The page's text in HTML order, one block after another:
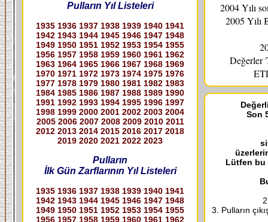
Pulların Yıl Listeleri
1935 1936 1937 1938 1939 1940 1941
1942 1943 1944 1945 1946 1947 1948
1949 1950 1951 1952 1953 1954 1955
1956 1957 1958 1959 1960 1961 1962
1963 1964 1965 1966 1967 1968 1969
1970 1971 1972 1973 1974 1975 1976
1977 1978 1979 1980 1981 1982 1983
1984 1985 1986 1987 1988 1989 1990
1991 1992 1993 1994 1995 1996 1997
1998 1999 2000 2001 2002 2003 2004
2005 2006 2007 2008 2009 2010 2011
2012 2013 2014 2015 2016 2017 2018
2019 2020 2021 2022 2023
Pulların
İlk Gün Zarflarının Yıl Listeleri
1935 1936 1937 1938 1939 1940 1941
1942 1943 1944 1945 1946 1947 1948
1949 1950 1951 1952 1953 1954 1955
1956 1957 1958 1959 1960 1961 1962
2004 Yılı
2005 Yılı
Değerler
Son
Lütfen bu
3. Pulların